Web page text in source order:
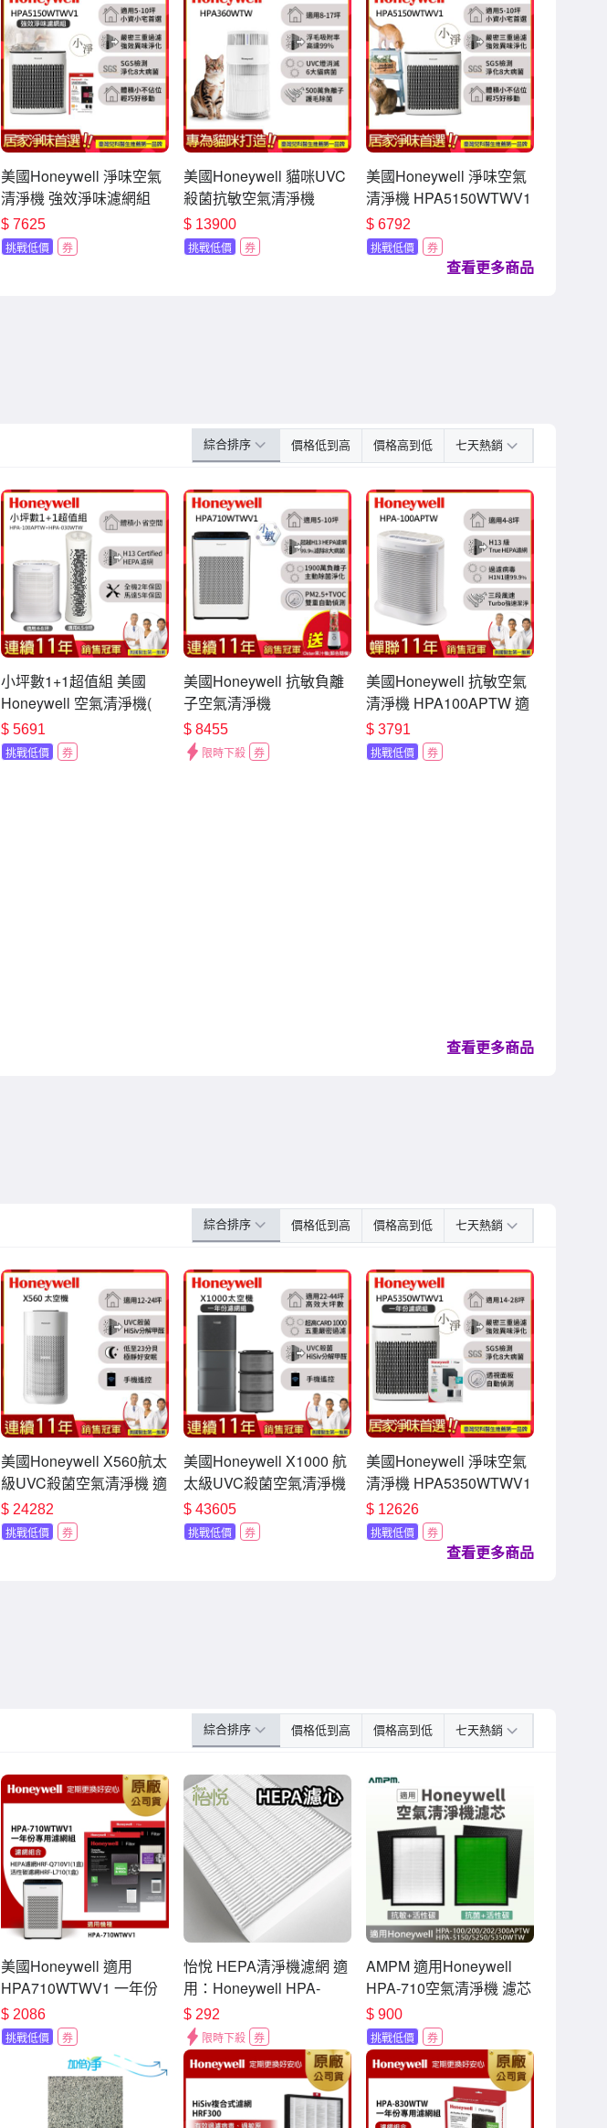
美國Honeywell 淨味空氣
清淨機 強效淨味濾網組
HPA5150WTWV1 適用5-
10坪 小淨
$ 7625
挑戰低價 券
美國Honeywell 貓咪UVC
殺菌抗敏空氣清淨機
HPA360WTW 喵淨機
$ 13900
挑戰低價 券
美國Honeywell 淨味空氣
清淨機 HPA5150WTWV1
適用5-10坪 小淨
$ 6792
挑戰低價 券
查看更多商品
綜合排序 價格低到高 價格高到低 七天熱銷
小坪數1+1超值組 美國
Honeywell 空氣清淨機(
HPA100APTW +
HPA030WTW )
$ 5691
挑戰低價 券
美國Honeywell 抗敏負離
子空氣清淨機
HPA710WTWV1 適用5-
10坪 小敏 送Oster果汁機
$ 8455
限時下殺 券
美國Honeywell 抗敏空氣
清淨機 HPA100APTW 適
用坪數4-8坪
$ 3791
挑戰低價 券
查看更多商品
綜合排序 價格低到高 價格高到低 七天熱銷
美國Honeywell X560航太
級UVC殺菌空氣清淨機 適
用12-24坪 X3 太空機
$ 24282
挑戰低價 券
美國Honeywell X1000 航
太級UVC殺菌空氣清淨機
一年份濾網組適用22-44
坪 太空機
$ 43605
挑戰低價 券
美國Honeywell 淨味空氣
清淨機 HPA5350WTWV1
一年份濾網組 適用14-28
坪 小淨
$ 12626
挑戰低價 券
查看更多商品
綜合排序 價格低到高 價格高到低 七天熱銷
美國Honeywell 適用
HPA710WTWV1 一年份
專用濾網組 HEPA濾網
HRF-Q710V1+顆粒活性
碳濾網HRF-L710
$ 2086
挑戰低價 券
怡悅 HEPA清淨機濾網 適
用：Honeywell HPA-
100/200/202/300APTW/5150/5250/5350WTW
同HRF-R1V1
$ 292
限時下殺 券
AMPM 適用Honeywell
HPA-710空氣清淨機 濾芯
+蜂顆活性碳濾網 (副廠 淨
化器 耗材 濾心 HPA-
710WTWV1 HPA-
710WTW)
$ 900
挑戰低價 券